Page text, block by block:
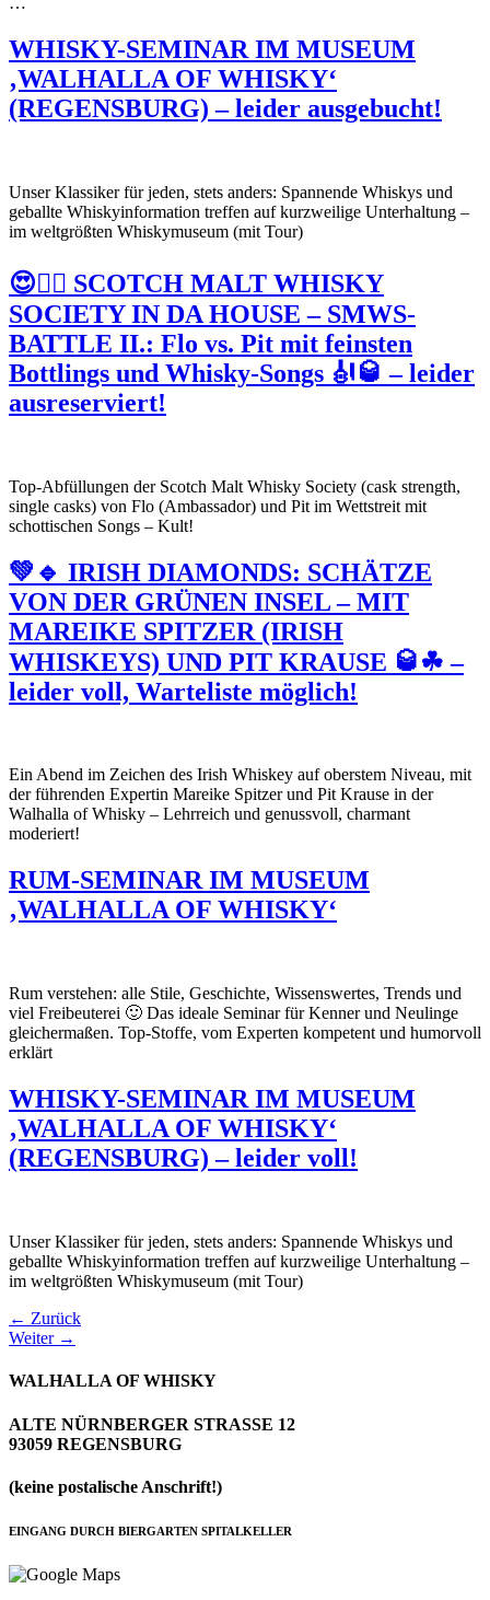
WHISKY-SEMINAR IM MUSEUM
‚WALHALLA OF WHISKY‘
(REGENSBURG) – leider ausgebucht!
Unser Klassiker für jeden, stets anders: Spannende Whiskys und
geballte Whiskyinformation treffen auf kurzweilige Unterhaltung –
im weltgrößten Whiskymuseum (mit Tour)
😍🏴‍☠️ SCOTCH MALT WHISKY
SOCIETY IN DA HOUSE – SMWS-
BATTLE II.: Flo vs. Pit mit feinsten
Bottlings und Whisky-Songs 🎻🥃 – leider
ausreserviert!
Top-Abfüllungen der Scotch Malt Whisky Society (cask strength,
single casks) von Flo (Ambassador) und Pit im Wettstreit mit
schottischen Songs – Kult!
💚🔹 IRISH DIAMONDS: SCHÄTZE
VON DER GRÜNEN INSEL – MIT
MAREIKE SPITZER (IRISH
WHISKEYS) UND PIT KRAUSE 🥃☘ –
leider voll, Warteliste möglich!
Ein Abend im Zeichen des Irish Whiskey auf oberstem Niveau, mit
der führenden Expertin Mareike Spitzer und Pit Krause in der
Walhalla of Whisky – Lehrreich und genussvoll, charmant
moderiert!
RUM-SEMINAR IM MUSEUM
‚WALHALLA OF WHISKY‘
Rum verstehen: alle Stile, Geschichte, Wissenswertes, Trends und
viel Freibeuterei 🙂 Das ideale Seminar für Kenner und Neulinge
gleichermaßen. Top-Stoffe, vom Experten kompetent und humorvoll
erklärt
WHISKY-SEMINAR IM MUSEUM
‚WALHALLA OF WHISKY‘
(REGENSBURG) – leider voll!
Unser Klassiker für jeden, stets anders: Spannende Whiskys und
geballte Whiskyinformation treffen auf kurzweilige Unterhaltung –
im weltgrößten Whiskymuseum (mit Tour)
← Zurück
Weiter →
WALHALLA OF WHISKY
ALTE NÜRNBERGER STRASSE 12
93059 REGENSBURG
(keine postalische Anschrift!)
EINGANG DURCH BIERGARTEN SPITALKELLER